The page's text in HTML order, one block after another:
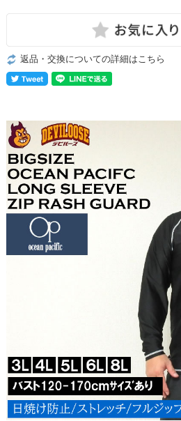
返品・交換についての詳細はこちら